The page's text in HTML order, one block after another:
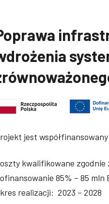
jest
kwalifikowane zgodnie
85% – 85 mln
realizacji: 2023 – 2028